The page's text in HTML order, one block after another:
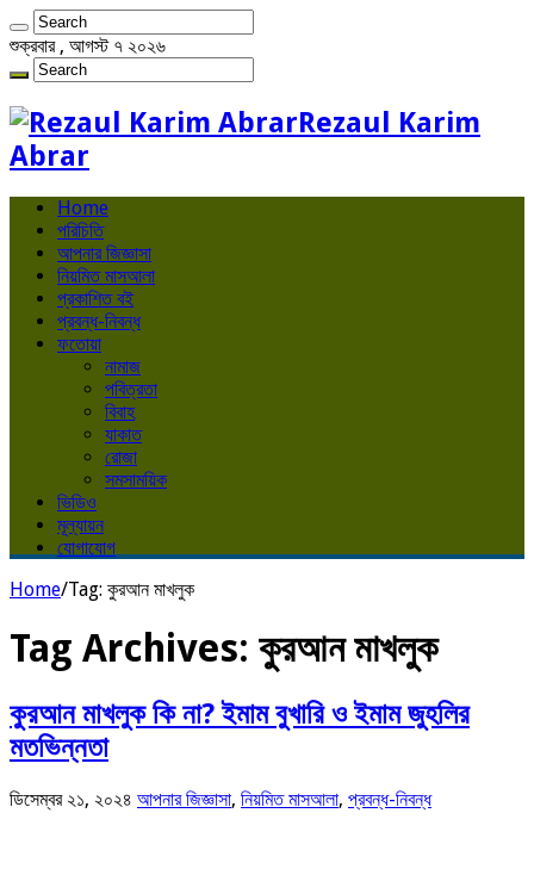
শুক্রবার , আগস্ট ৭ ২০২৬
Rezaul Karim
Abrar
Home
পরিচিতি
আপনার জিজ্ঞাসা
নিয়মিত মাসআলা
প্রকাশিত বই
প্রবন্ধ-নিবন্ধ
ফতোয়া
নামাজ
পবিত্রতা
বিবাহ
যাকাত
রোজা
সমসাময়িক
ভিডিও
মূল্যায়ন
যোগাযোগ
Home/Tag: কুরআন মাখলুক
Tag Archives: কুরআন মাখলুক
কুরআন মাখলুক কি না? ইমাম বুখারি ও ইমাম জুহলির
মতভিন্নতা
ডিসেম্বর ২১, ২০২৪ আপনার জিজ্ঞাসা, নিয়মিত মাসআলা, প্রবন্ধ-নিবন্ধ